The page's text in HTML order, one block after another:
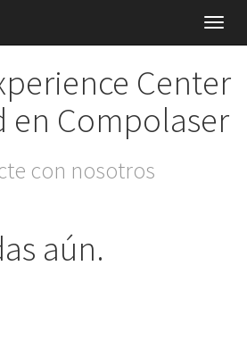
Center
en Compolaser
con nosotros
aún.